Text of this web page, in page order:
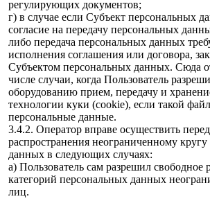
регулирующих документов;
г) в случае если Субъект персональных
согласие на передачу персональных
либо передача персональных данных
исполнения соглашения или договора,
Субъектом персональных данных. Сюда
числе случаи, когда Пользователь
оборудованию прием, передачу и
технологии куки (cookie), если такой
персональные данные.
3.4.2. Оператор вправе осуществить
распространения неограниченному
данных в следующих случаях:
а) Пользователь сам разрешил свободное
категорий персональных данных
лиц.